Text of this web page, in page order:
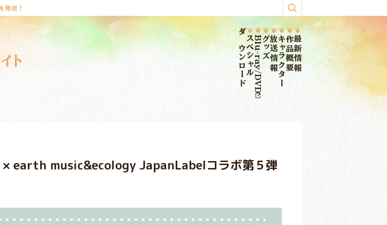
発信！
ト
ダウンロードスペシャルBlu-ray/DVDグッズ放送情報キャラクター作品概要最新情報
× earth music&ecology JapanLabelコラボ第５弾